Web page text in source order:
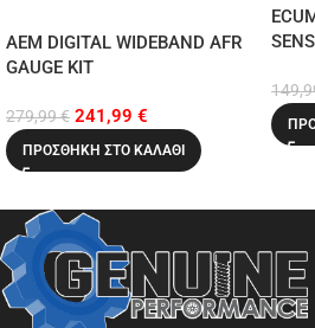
AEM DIGITAL WIDEBAND AFR
GAUGE KIT
279,99€ 241,99 €
ΠΡΟΣΘΉΚΗ ΣΤΟ ΚΑΛΆΘΙ